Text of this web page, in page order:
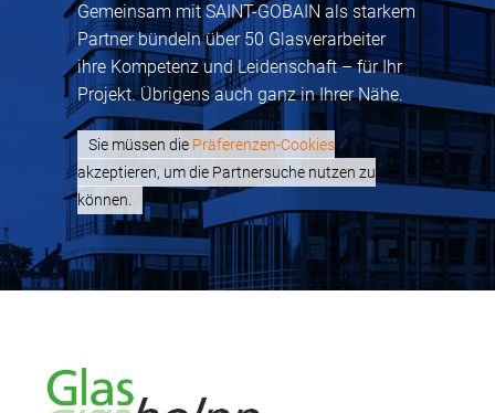
Gemeinsam mit SAINT-GOBAIN als starkem
Partner bündeln über 50 Glasverarbeiter
ihre Kompetenz und Leidenschaft – für Ihr
Projekt. Übrigens auch ganz in Ihrer Nähe.
Sie müssen die Präferenzen-Cookies
akzeptieren, um die Partnersuche nutzen zu
können.